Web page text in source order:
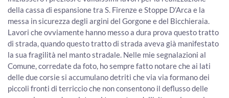
della cassa di espansione tra S. Firenze e Stoppe D'Arca e la
messa in sicurezza degli argini del Gorgone e del Bicchieraia.
Lavori che ovviamente hanno messo a dura prova questo tratto
di strada, quando questo tratto di strada aveva già manifestato
la sua fragilità nel manto stradale. Nelle mie segnalazioni al
Comune, corredate da foto, ho sempre fatto notare che ai lati
delle due corsie si accumulano detriti che via via formano dei
piccoli fronti di terriccio che non consentono il deflusso delle